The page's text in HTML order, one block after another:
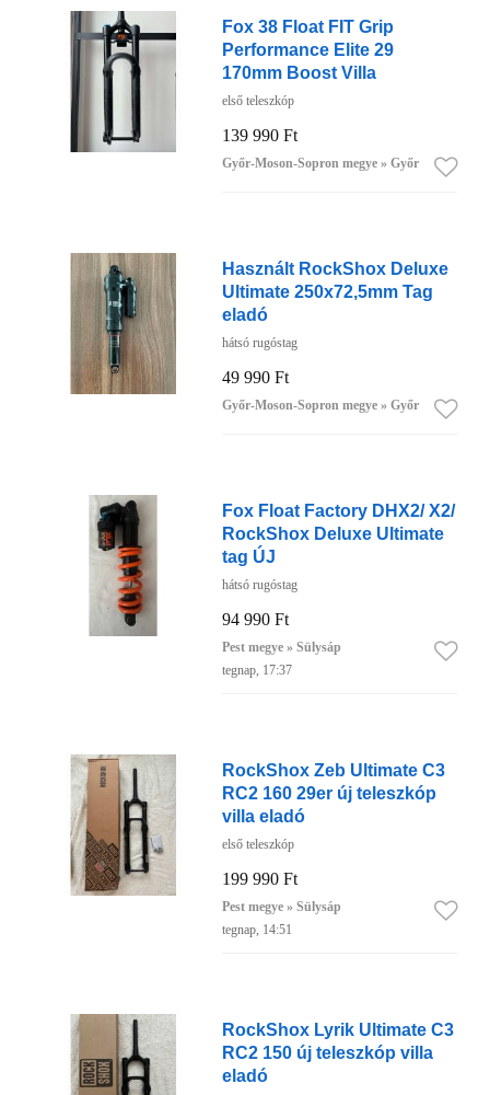
Fox 38 Float FIT Grip
Performance Elite 29
170mm Boost Villa
első teleszkóp
139 990 Ft
Győr-Moson-Sopron megye » Győr
Használt RockShox Deluxe
Ultimate 250x72,5mm Tag
eladó
hátsó rugóstag
49 990 Ft
Győr-Moson-Sopron megye » Győr
Fox Float Factory DHX2/ X2/
RockShox Deluxe Ultimate
tag ÚJ
hátsó rugóstag
94 990 Ft
Pest megye » Sülysáp
tegnap, 17:37
RockShox Zeb Ultimate C3
RC2 160 29er új teleszkóp
villa eladó
első teleszkóp
199 990 Ft
Pest megye » Sülysáp
tegnap, 14:51
RockShox Lyrik Ultimate C3
RC2 150 új teleszkóp villa
eladó